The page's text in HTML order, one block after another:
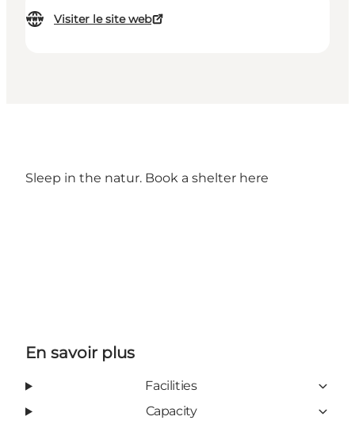
Visiter le site web
Sleep in the natur. Book a shelter here
En savoir plus
Facilities
Capacity